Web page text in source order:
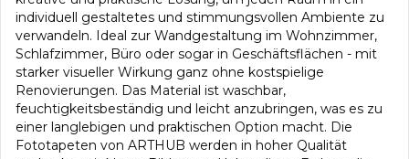
individuell gestaltetes und stimmungsvollen Ambiente zu
verwandeln. Ideal zur Wandgestaltung im Wohnzimmer,
Schlafzimmer, Büro oder sogar in Geschäftsflächen - mit
starker visueller Wirkung ganz ohne kostspielige
Renovierungen. Das Material ist waschbar,
feuchtigkeitsbeständig und leicht anzubringen, was es zu
einer langlebigen und praktischen Option macht. Die
Fototapeten von ARTHUB werden in hoher Qualität